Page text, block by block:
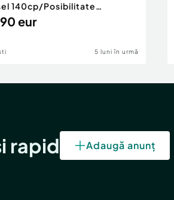
140cp/Posibilitate
GARANTIE
eur
5 luni în urmă
rapid Adaugă anunț